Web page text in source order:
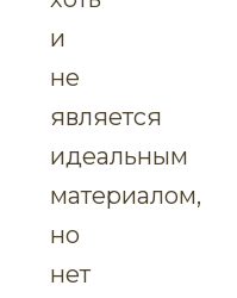
и
не
является
идеальным
материалом,
но
нет